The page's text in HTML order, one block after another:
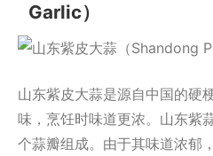
Garlic）
山东紫皮大蒜是源自中国的硬
味，烹饪时味道更浓。山东紫
个蒜瓣组成。由于其味道浓郁